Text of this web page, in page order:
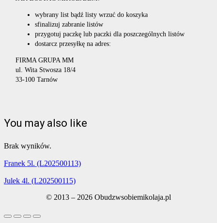
wybrany list bądź listy wrzuć do koszyka
sfinalizuj zabranie listów
przygotuj paczkę lub paczki dla poszczególnych listów
dostarcz przesyłkę na adres:
FIRMA GRUPA MM
ul. Wita Stwosza 18/4
33-100 Tarnów
You may also like
Brak wyników.
Franek 5l. (L202500113)
Julek 4l. (L202500115)
© 2013 – 2026 Obudzwsobiemikolaja.pl